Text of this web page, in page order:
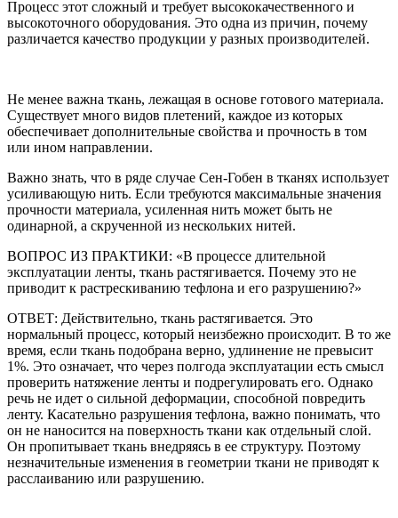
Процесс этот сложный и требует высококачественного и
высокоточного оборудования. Это одна из причин, почему
различается качество продукции у разных производителей.
Не менее важна ткань, лежащая в основе готового материала.
Существует много видов плетений, каждое из которых
обеспечивает дополнительные свойства и прочность в том
или ином направлении.
Важно знать, что в ряде случае Сен-Гобен в тканях использует
усиливающую нить. Если требуются максимальные значения
прочности материала, усиленная нить может быть не
одинарной, а скрученной из нескольких нитей.
ВОПРОС ИЗ ПРАКТИКИ: «В процессе длительной
эксплуатации ленты, ткань растягивается. Почему это не
приводит к растрескиванию тефлона и его разрушению?»
ОТВЕТ: Действительно, ткань растягивается. Это
нормальный процесс, который неизбежно происходит. В то же
время, если ткань подобрана верно, удлинение не превысит
1%. Это означает, что через полгода эксплуатации есть смысл
проверить натяжение ленты и подрегулировать его. Однако
речь не идет о сильной деформации, способной повредить
ленту. Касательно разрушения тефлона, важно понимать, что
он не наносится на поверхность ткани как отдельный слой.
Он пропитывает ткань внедряясь в ее структуру. Поэтому
незначительные изменения в геометрии ткани не приводят к
расслаиванию или разрушению.